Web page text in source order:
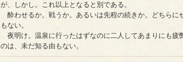
が、しかし。これ以上となると別である。
酔わせるか。戦うか。あるいは先程の続きか。どちらに
もない。
夜明け。温泉に行ったはずなのに二人してあまりにも疲
のは、未だ知る由もない。